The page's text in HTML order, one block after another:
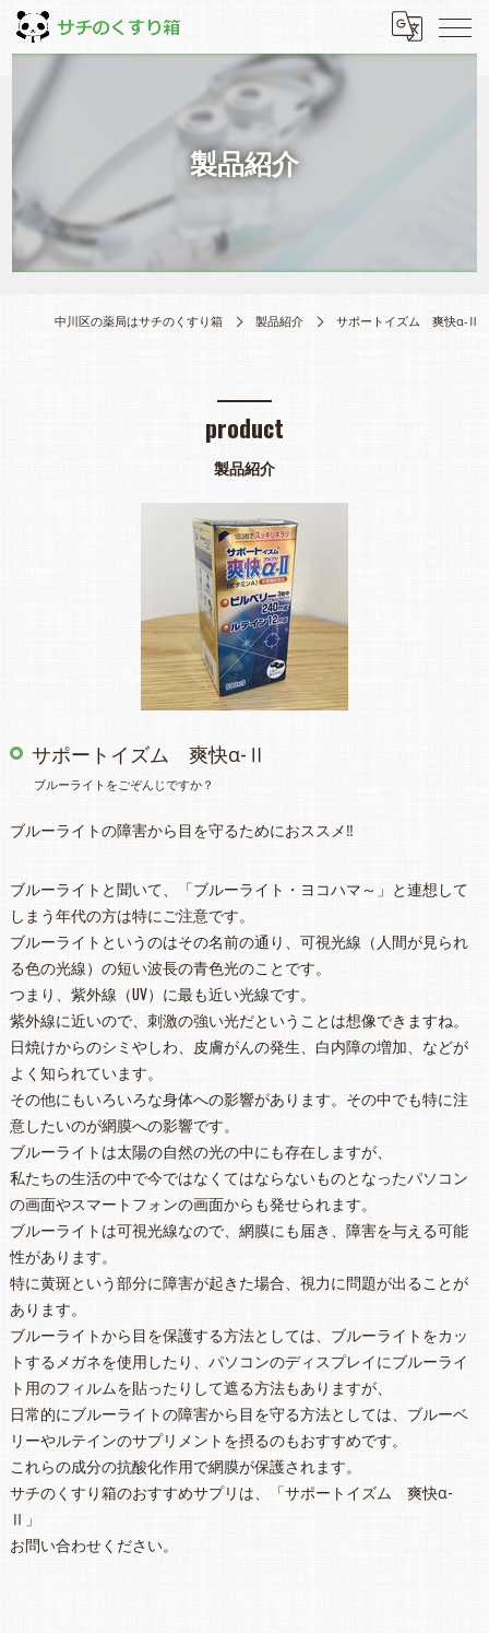
製品紹介
中川区の薬局はサチのくすり箱 製品紹介 サポートイズム 爽快α-Ⅱ
製品紹介
product
サポートイズム 爽快α-Ⅱ
ブルーライトをごぞんじですか？
ブルーライトの障害から目を守るためにおススメ‼
ブルーライトと聞いて、「ブルーライト・ヨコハマ～」と連想して
しまう年代の方は特にご注意です。
ブルーライトというのはその名前の通り、可視光線（人間が見られ
る色の光線）の短い波長の青色光のことです。
つまり、紫外線（UV）に最も近い光線です。
紫外線に近いので、刺激の強い光だということは想像できますね。
日焼けからのシミやしわ、皮膚がんの発生、白内障の増加、などが
よく知られています。
その他にもいろいろな身体への影響があります。その中でも特に注
意したいのが網膜への影響です。
ブルーライトは太陽の自然の光の中にも存在しますが、
私たちの生活の中で今ではなくてはならないものとなったパソコン
の画面やスマートフォンの画面からも発せられます。
ブルーライトは可視光線なので、網膜にも届き、障害を与える可能
性があります。
特に黄斑という部分に障害が起きた場合、視力に問題が出ることが
あります。
ブルーライトから目を保護する方法としては、ブルーライトをカッ
トするメガネを使用したり、パソコンのディスプレイにブルーライ
ト用のフィルムを貼ったりして遮る方法もありますが、
日常的にブルーライトの障害から目を守る方法としては、ブルーベ
リーやルテインのサプリメントを摂るのもおすすめです。
これらの成分の抗酸化作用で網膜が保護されます。
サチのくすり箱のおすすめサプリは、「サポートイズム 爽快α-
Ⅱ」
お問い合わせください。